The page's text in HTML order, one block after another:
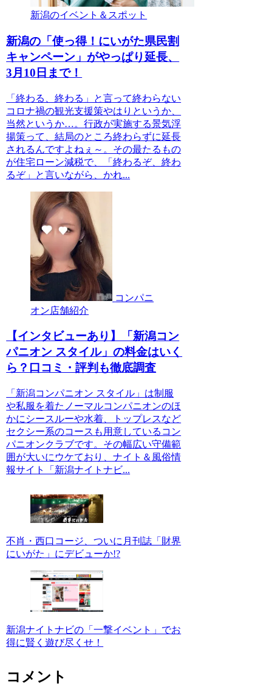
新潟のイベント＆スポット
新潟の「使っ得！にいがた県民割
キャンペーン」がやっぱり延長、
3月10日まで！
「終わる、終わる」と言って終わらない
コロナ禍の観光支援策やはりというか、
当然というか…。行政が実施する景気浮
揚策って、結局のところ終わらずに延長
されるんですよねぇ～。その最たるもの
が住宅ローン減税で、「終わるぞ、終わ
るぞ」と言いながら、かれ...
コンパニ
オン店舗紹介
【インタビューあり】「新潟コン
パニオン スタイル」の料金はいく
ら？口コミ・評判も徹底調査
「新潟コンパニオン スタイル」は制服
や私服を着たノーマルコンパニオンのほ
かにシースルーや水着、トップレスなど
セクシー系のコースも用意しているコン
パニオンクラブです。その幅広い守備範
囲が大いにウケており、ナイト＆風俗情
報サイト「新潟ナイトナビ...
不肖・西口コージ、ついに月刊誌「財界
にいがた」にデビューか!?
新潟ナイトナビの「一撃イベント」でお
得に賢く遊び尽くせ！
コメント